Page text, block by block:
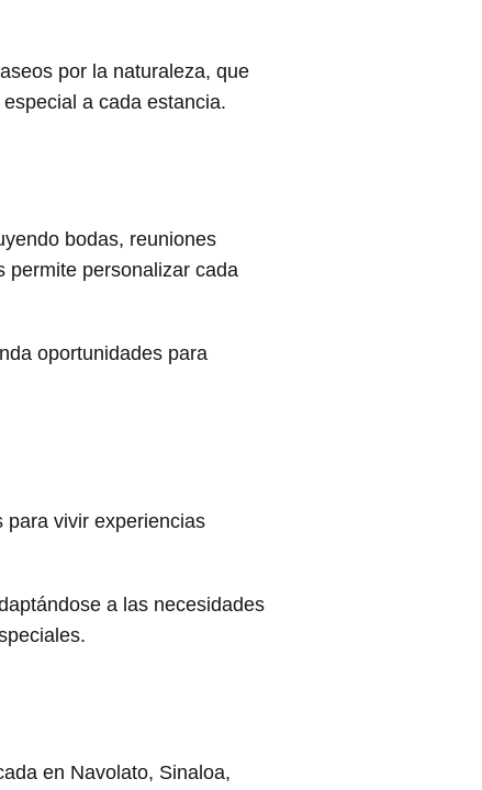
por la naturaleza, que
a cada estancia.
bodas, reuniones
permite personalizar cada
oportunidades para
para vivir experiencias
a las necesidades
en Navolato, Sinaloa,